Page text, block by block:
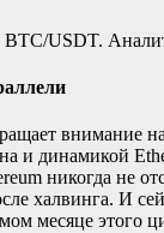
USDT.
внимание
и динамикой
никогда не
халвинга. И
месяце этого